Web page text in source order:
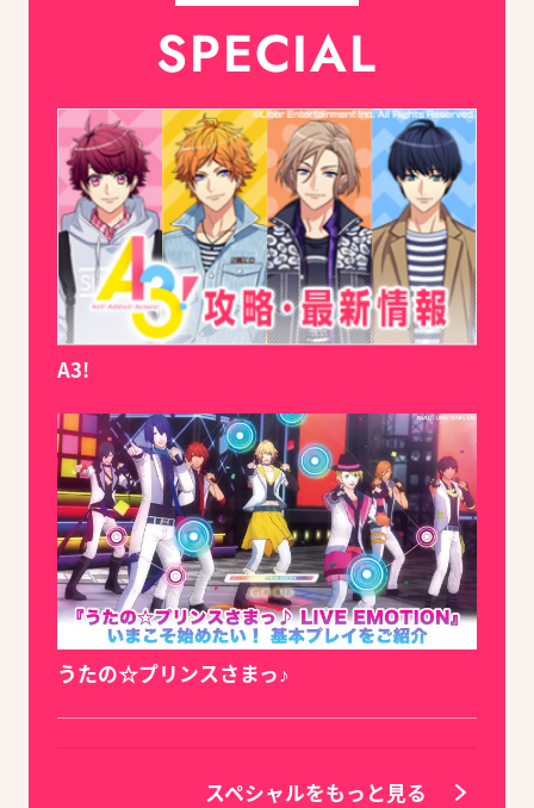
SPECIAL
A3!
うたの☆プリンスさまっ♪
スペシャルをもっと見る